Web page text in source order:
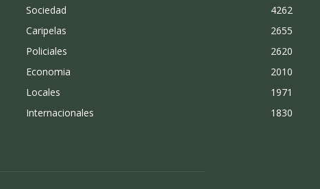
Sociedad
4262
Caripelas
2655
Policiales
2620
Economia
2010
Locales
1971
Internacionales
1830